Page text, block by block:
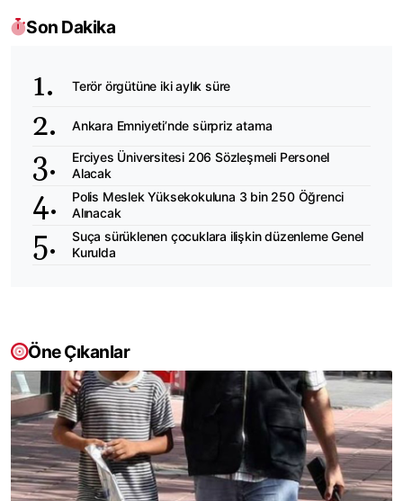
Son Dakika
Terör örgütüne iki aylık süre
Ankara Emniyeti’nde sürpriz atama
Erciyes Üniversitesi 206 Sözleşmeli Personel
Alacak
Polis Meslek Yüksekokuluna 3 bin 250 Öğrenci
Alınacak
Suça sürüklenen çocuklara ilişkin düzenleme Genel
Kurulda
Öne Çıkanlar